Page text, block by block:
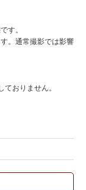
す。
。通常撮影では影響
おりません。